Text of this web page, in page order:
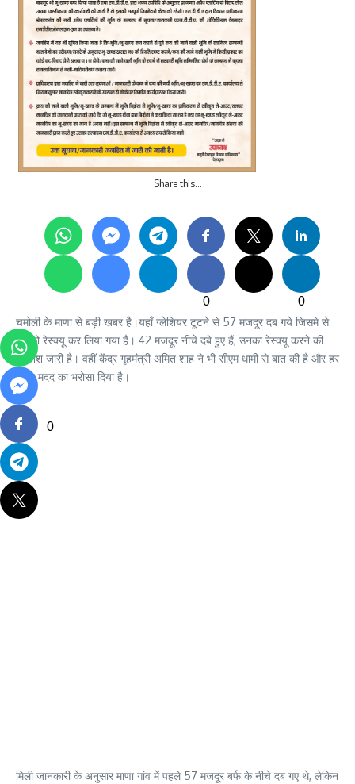
0
Share this…
0
0
चमोली के माणा से बड़ी खबर है।यहाँ ग्लेशियर टूटने से 57 मजदूर दब गये जिसमे से
15 को रेस्क्यू कर लिया गया है। 42 मजदूर नीचे दबे हुए हैं, उनका रेस्क्यू करने की
कोशिश जारी है। वहीं केंद्र गृहमंत्री अमित शाह ने भी सीएम धामी से बात की है और हर
संभव मदद का भरोसा दिया है।
मिली जानकारी के अनुसार माणा गांव में पहले 57 मजदूर बर्फ के नीचे दब गए थे, लेकिन